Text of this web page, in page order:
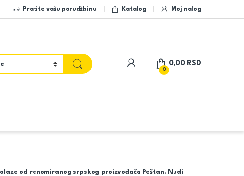
Pratite vašu porudžbinu Katalog Moj nalog
My Account
0
0,00 RSD
od renomiranog srpskog proizvođača Peštan. Nudi